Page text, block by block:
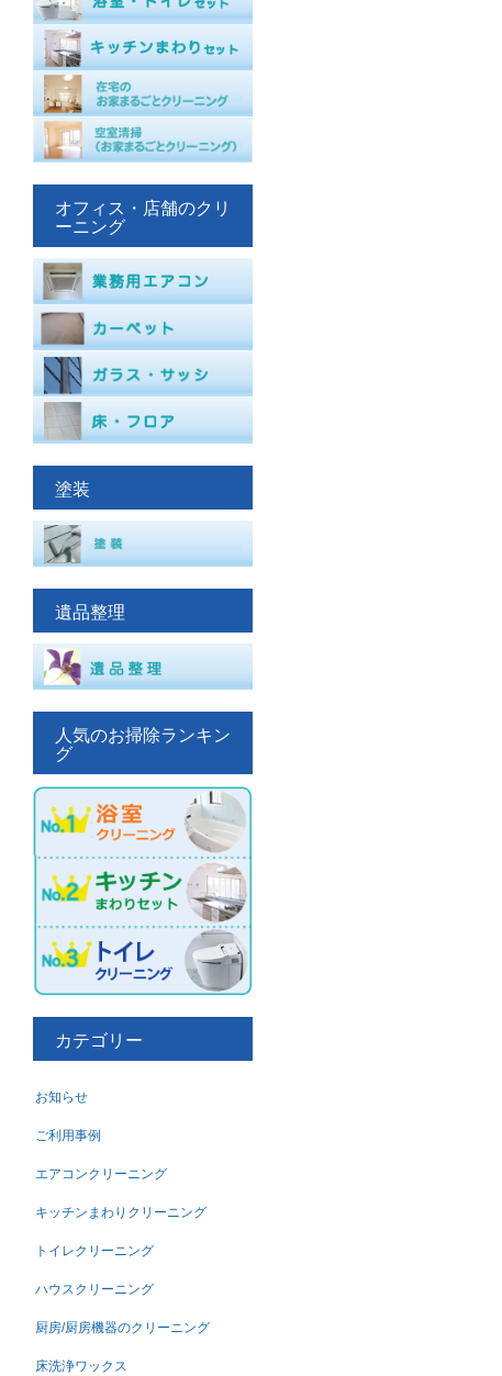
オフィス・店舗のクリ
ーニング
塗装
遺品整理
人気のお掃除ランキン
グ
カテゴリー
お知らせ
ご利用事例
エアコンクリーニング
キッチンまわりクリーニング
トイレクリーニング
ハウスクリーニング
厨房/厨房機器のクリーニング
床洗浄ワックス